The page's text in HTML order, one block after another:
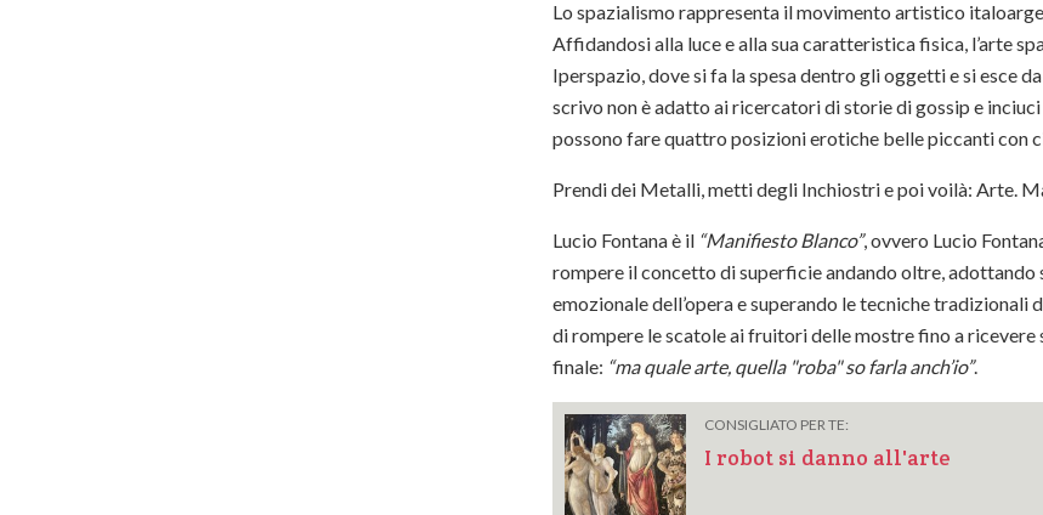
Lo spazialismo rappresenta il movimento artistico
Affidandosi alla luce e alla sua caratteristica fisica, l’arte
Iperspazio, dove si fa la spesa dentro gli oggetti e si esce
scrivo non è adatto ai ricercatori di storie di gossip e
possono fare quattro posizioni erotiche belle piccanti con
Prendi dei Metalli, metti degli Inchiostri e poi voilà: Arte.
Lucio Fontana è il “Manifiesto Blanco”, ovvero Lucio
rompere il concetto di superficie andando oltre,
emozionale dell’opera e superando le tecniche tradizionali
di rompere le scatole ai fruitori delle mostre fino a
finale: “ma quale arte, quella "roba" so farla anch’io”.
CONSIGLIATO PER TE:
I robot si danno all'arte